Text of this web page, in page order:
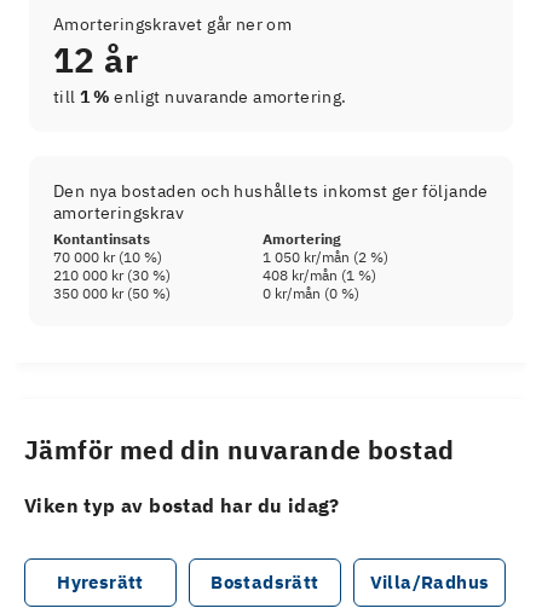
Amorteringskravet går ner om
12 år
till 1 % enligt nuvarande amortering.
Den nya bostaden och hushållets inkomst ger följande
amorteringskrav
Kontantinsats
Amortering
70 000 kr(10 %) 1 050 kr/mån (2 %)
210 000 kr(30 %) 408 kr/mån (1 %)
350 000 kr(50 %) 0 kr/mån (0 %)
Jämför med din nuvarande bostad
Viken typ av bostad har du idag?
Hyresrätt Bostadsrätt Villa/Radhus